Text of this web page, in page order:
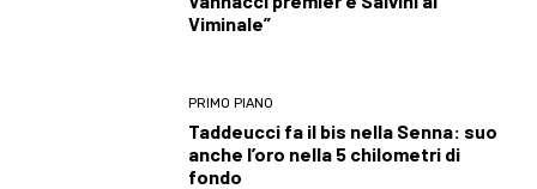
Viminale”
PRIMO PIANO
Taddeucci fa il bis nella Senna: suo
anche l’oro nella 5 chilometri di
fondo